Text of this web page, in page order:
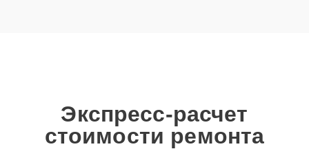
Экспресс-расчет
стоимости ремонта